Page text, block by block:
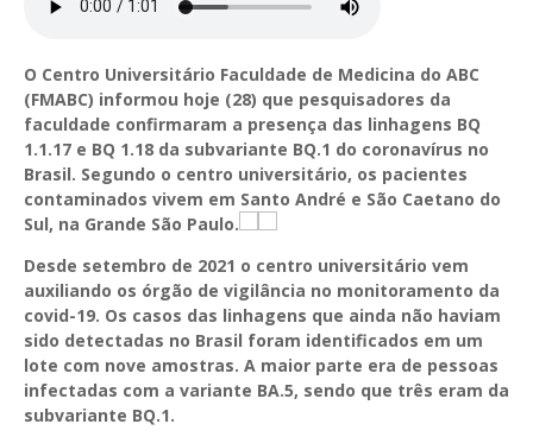
O Centro Universitário Faculdade de Medicina do ABC
(FMABC) informou hoje (28) que pesquisadores da
faculdade confirmaram a presença das linhagens BQ
1.1.17 e BQ 1.18 da subvariante BQ.1 do coronavírus no
Brasil. Segundo o centro universitário, os pacientes
contaminados vivem em Santo André e São Caetano do
Sul, na Grande São Paulo.
Desde setembro de 2021 o centro universitário vem
auxiliando os órgão de vigilância no monitoramento da
covid-19. Os casos das linhagens que ainda não haviam
sido detectadas no Brasil foram identificados em um
lote com nove amostras. A maior parte era de pessoas
infectadas com a variante BA.5, sendo que três eram da
subvariante BQ.1.